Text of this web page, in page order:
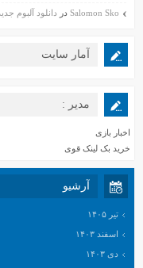
Salomon Sko در دانلود آلبوم
آمار سایت
مدیر :
اخبار بازی
خرید بک لینک قوی
آرشیو
تیر ۱۴۰۵
اسفند ۱۴۰۳
دی ۱۴۰۳